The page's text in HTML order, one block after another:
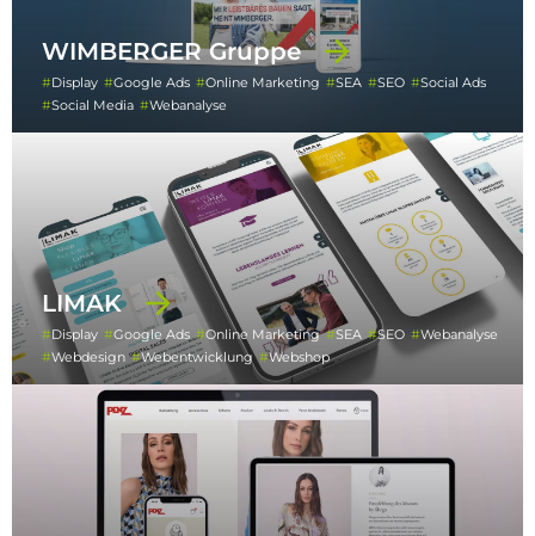
WIMBERGER Gruppe
Display Google Ads Online Marketing SEA SEO
Social Ads
Social Media
Webanalyse
LIMAK
Display Google Ads Online Marketing SEA SEO
Webanalyse
Webdesign
Webentwicklung Webshop